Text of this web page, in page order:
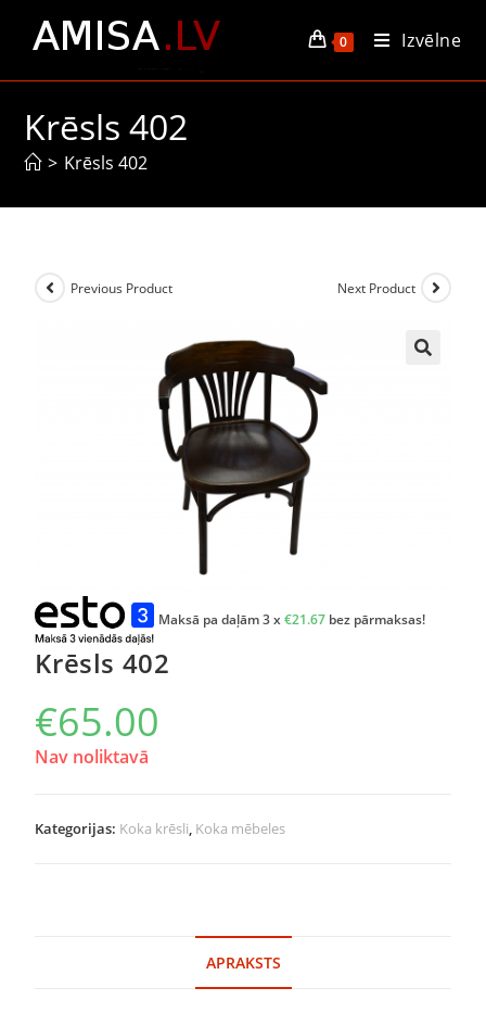
0 Izvēlne
Krēsls 402
> Krēsls 402
Previous Product Next Product
Maksā pa daļām 3 x€21.67 bez pārmaksas!
Krēsls 402
€65.00
Nav noliktavā
Kategorijas: Koka krēsli, Koka mēbeles
APRAKSTS